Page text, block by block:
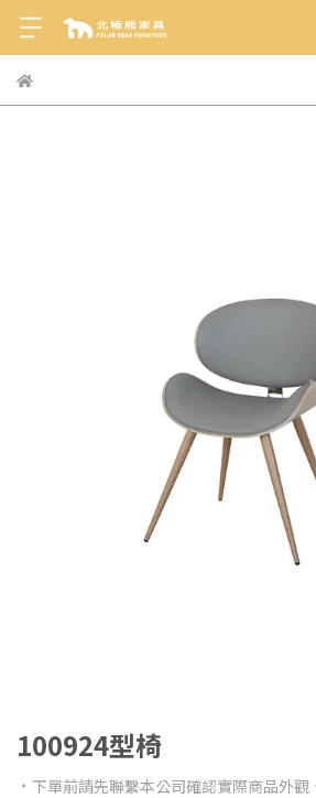
100924型椅
﹡下單前請先聯繫本公司確認實際商品外